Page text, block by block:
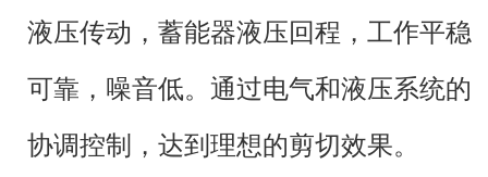
剪板机 （英文名称：plate shears；
guillotine shear）是用一个刀片相对另
一刀片作往复直线运动剪切板材的机
液压传动，蓄能器液压回程，工作平稳
可靠，噪音低。通过电气和液压系统的
协调控制，达到理想的剪切效果。